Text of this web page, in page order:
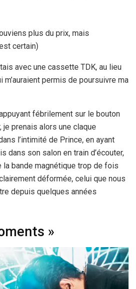
plus du prix, mais
certain)
avec une cassette TDK, au lieu
permis de poursuivre ma
fébrilement sur le bouton
je prenais alors une claque
l’intimité de Prince, en ayant
dans son salon en train d’écouter,
bande magnétique trop de fois
déformée, celui que nous
depuis quelques années
»